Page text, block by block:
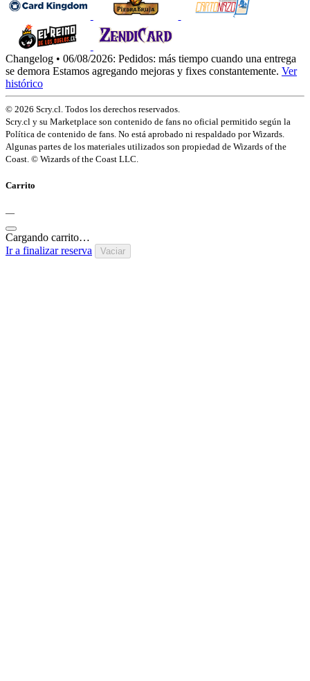
Changelog • 06/08/2026: Pedidos: más tiempo cuando una entrega
se demora Estamos agregando mejoras y fixes constantemente. Ver
histórico
© 2026 Scry.cl. Todos los derechos reservados.
Scry.cl y su Marketplace son contenido de fans no oficial permitido según la
Política de contenido de fans. No está aprobado ni respaldado por Wizards.
Algunas partes de los materiales utilizados son propiedad de Wizards of the
Coast. © Wizards of the Coast LLC.
Carrito
—
Cargando carrito…
Ir a finalizar reserva
Vaciar